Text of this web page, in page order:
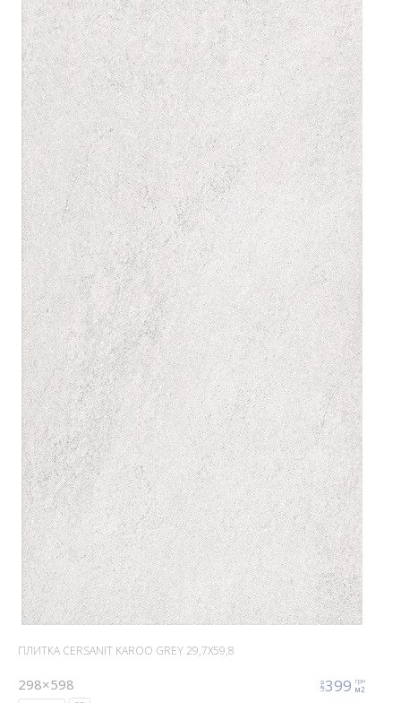
ПЛИТКА CERSANIT KAROO GREY 29,7X59,8
298×598 ціна399 грн
м2